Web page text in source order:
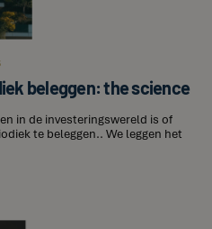
beleggen: the science
in de investeringswereld is of
te beleggen.. We leggen het